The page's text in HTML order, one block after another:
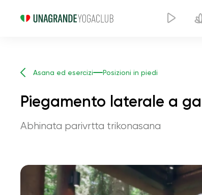
Asana ed esercizi Posizioni in piedi
Piegamento laterale a
Abhinata parivrtta trikonasana